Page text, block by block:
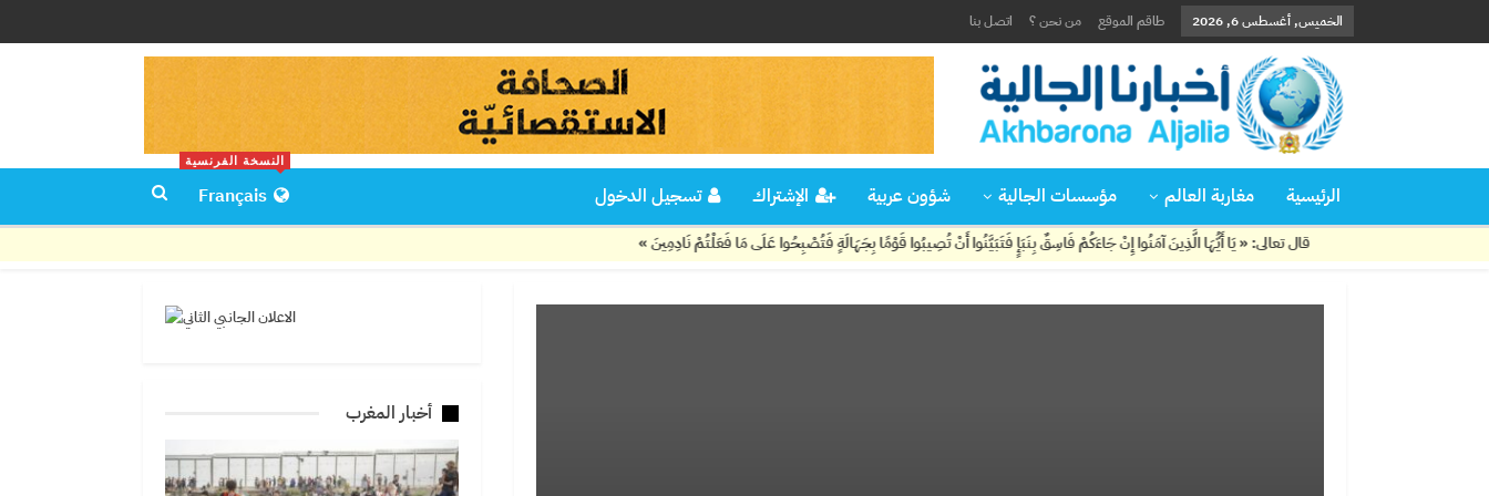
الخميس, أغسطس 6, 2026 طاقم الموقع من نحن ؟ اتصل بنا
الرئيسية مغاربة العالم مؤسسات الجالية شؤون عربية الإشتراك تسجيل الدخول Français
النسخة الفرنسية
قال تعالى: « يَا أَيُّهَا الَّذِينَ آمَنُوا إِنْ جَاءَكُمْ فَاسِقٌ بِنَبَإٍ فَتَبَيَّنُوا أَنْ تُصِيبُوا قَوْمًا بِجَهَالَةٍ فَتُصْبِحُوا عَلَى مَا فَعَلْتُمْ نَادِمِينَ »
أخبار المغرب